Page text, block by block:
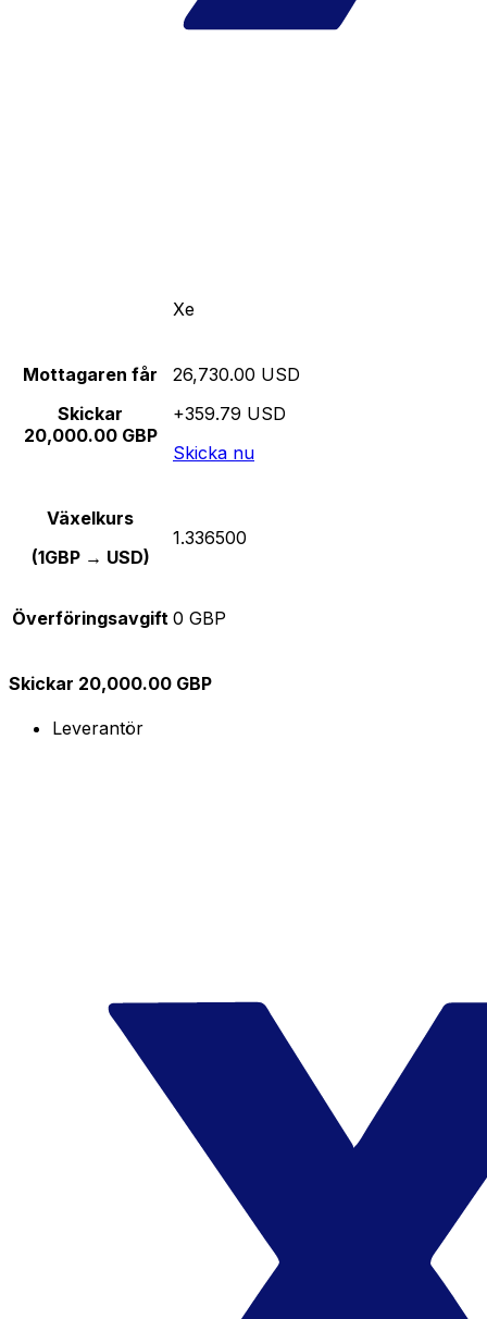
Xe
Mottagaren får
Skickar
20,000.00 GBP
26,730.00 USD
+359.79 USD
Skicka nu
Växelkurs
(1GBP → USD)
1.336500
Överföringsavgift 0 GBP
Skickar 20,000.00 GBP
Leverantör